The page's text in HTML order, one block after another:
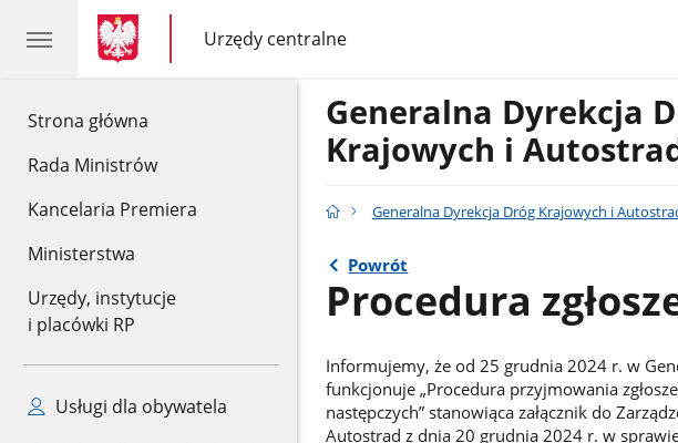
Strona główna
Rada Ministrów
Kancelaria Premiera
Ministerstwa
Urzędy, instytucje
i placówki RP
Usługi dla obywatela
gov.pl
gov.pl
Urzędy centralne
gov.pl
Urzędy
centralne
Generalna Dyrekcja
Krajowych i
Generalna Dyrekcja Dróg Krajowych i
Powrót
Procedura
Informujemy, że od 25 grudnia 2024 r. w
funkcjonuje „Procedura przyjmowania
następczych” stanowiąca załącznik do
Autostrad z dnia 20 grudnia 2024 r. w